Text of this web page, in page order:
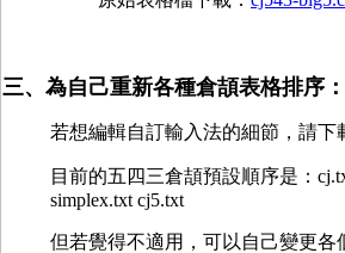
三、為自己重新各種倉頡表格排序：
若想編輯自訂輸入法的細節，請下
目前的五四三倉頡預設順序是：
simplex.txt cj5.txt
但若覺得不適用，可以自己變更各